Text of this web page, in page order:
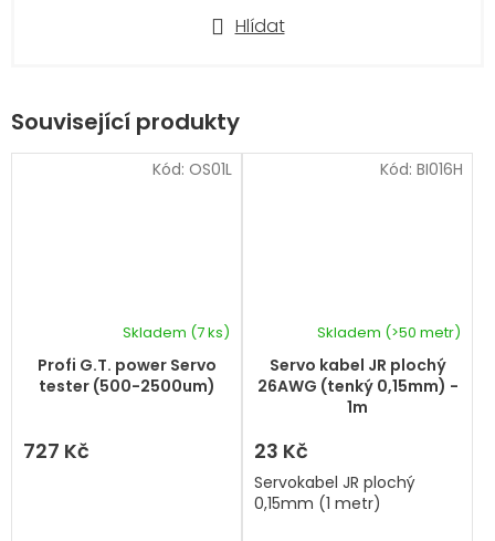
Hlídat
Související produkty
Profi G.T. power Servo
tester (500-2500um)
Skladem (7 ks)
727 Kč
Kód: OS01L
Servo kabel JR plochý
26AWG (tenký 0,15mm) -
1m
Skladem (>50 metr)
23 Kč
Servokabel JR plochý
0,15mm (1 metr)
Kód: BI016H